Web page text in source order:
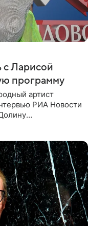
с Ларисой
программу
артист
РИА Новости